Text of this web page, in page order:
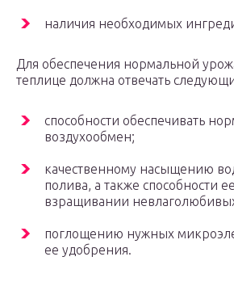
наличия необходимых
Для обеспечения нормальной
теплице должна отвечать
способности обеспечивать
воздухообмен;
качественному насыщению
полива, а также способности
взращивании
поглощению нужных
ее удобрения.